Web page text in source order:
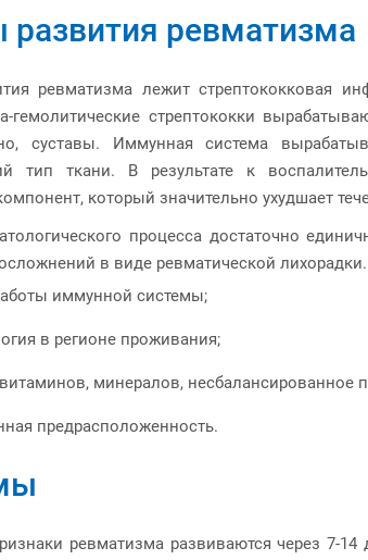
ревматизма
ревматизма лежит стрептококковая
гемолитические стрептококки
суставы. Иммунная система
тип ткани. В результате к
который значительно ухудшает
процесса достаточно
в виде ревматической лихорадки.
иммунной системы;
в регионе проживания;
минералов, несбалансированное
предрасположенность.
ревматизма развиваются через 7-